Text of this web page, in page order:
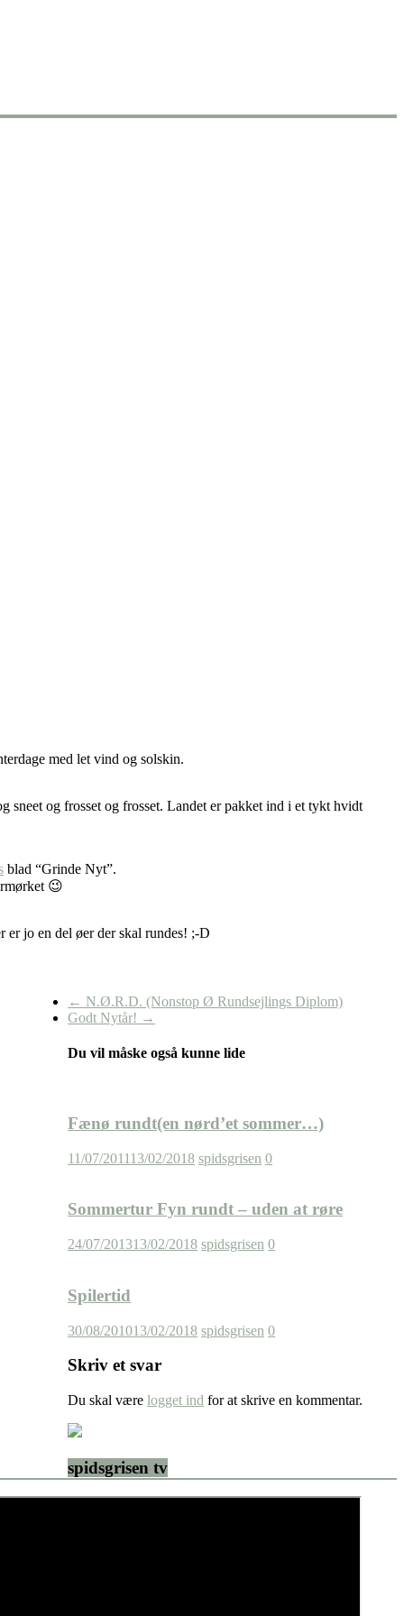
med let vind og solskin.
og frosset og frosset. Landet er pakket ind i et tykt hvidt
blad “Grinde Nyt”.
😉
er jo en del øer der skal rundes! ;-D
← N.Ø.R.D. (Nonstop Ø Rundsejlings Diplom)
Godt Nytår! →
Du vil måske også kunne lide
Fænø rundt(en nørd’et sommer…)
11/07/201113/02/2018 spidsgrisen 0
Sommertur Fyn rundt – uden at røre
24/07/201313/02/2018 spidsgrisen 0
Spilertid
30/08/201013/02/2018 spidsgrisen 0
Skriv et svar
Du skal værelogget ind for at skrive en kommentar.
spidsgrisen tv